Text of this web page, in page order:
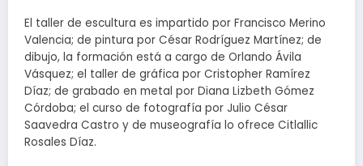
El taller de escultura es impartido por Francisco Merino
Valencia; de pintura por César Rodríguez Martínez; de
dibujo, la formación está a cargo de Orlando Ávila
Vásquez; el taller de gráfica por Cristopher Ramírez
Díaz; de grabado en metal por Diana Lizbeth Gómez
Córdoba; el curso de fotografía por Julio César
Saavedra Castro y de museografía lo ofrece Citlallic
Rosales Díaz.